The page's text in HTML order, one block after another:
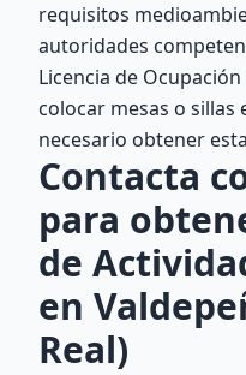
requisitos
autoridades
Licencia de
colocar mesas o sillas
necesario obtener
Contacta
para
de
en
Real)